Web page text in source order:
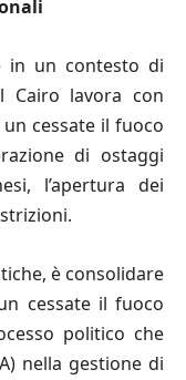
in un contesto di
Cairo lavora con
cessate il fuoco
di ostaggi
l’apertura dei
è consolidare
cessate il fuoco
politico che
nella gestione di